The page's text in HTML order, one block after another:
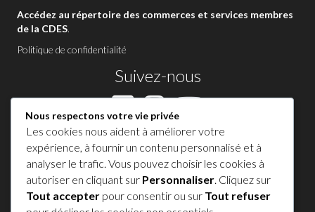
Accédez au répertoire des commerces et services membres
de la CDES.
Politique de confidentialité
Suivez-nous
Contactez-nous à Sutton
1 450 538-8455
Nous respectons votre vie privée
Les cookies nous aident à améliorer votre
expérience, à fournir un contenu personnalisé et à
analyser le trafic. Vous pouvez choisir les cookies à
autoriser en cliquant sur Personnaliser. Cliquez sur
Tout accepter pour consentir ou sur Tout refuser